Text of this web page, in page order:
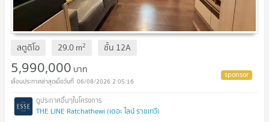
สตูดิโอ 29.0m2 ชั้น 12A
5,990,000 บาท
06/08/2026 2:05:16
THE LINE Ratchathewi (เดอะ ไลน์ ราชเทวี)